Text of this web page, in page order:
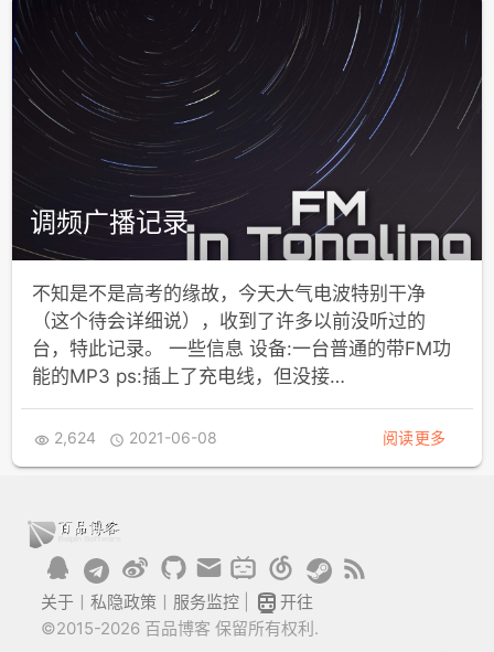
调频广播记录
不知是不是高考的缘故，今天大气电波特别干净
（这个待会详细说），收到了许多以前没听过的
台，特此记录。 一些信息 设备:一台普通的带FM功
能的MP3 ps:插上了充电线，但没接…
 2,624  2021-06-08 阅读更多
关于 丨私隐政策 丨 服务监控 开往
©2015-2026 百品博客 保留所有权利.